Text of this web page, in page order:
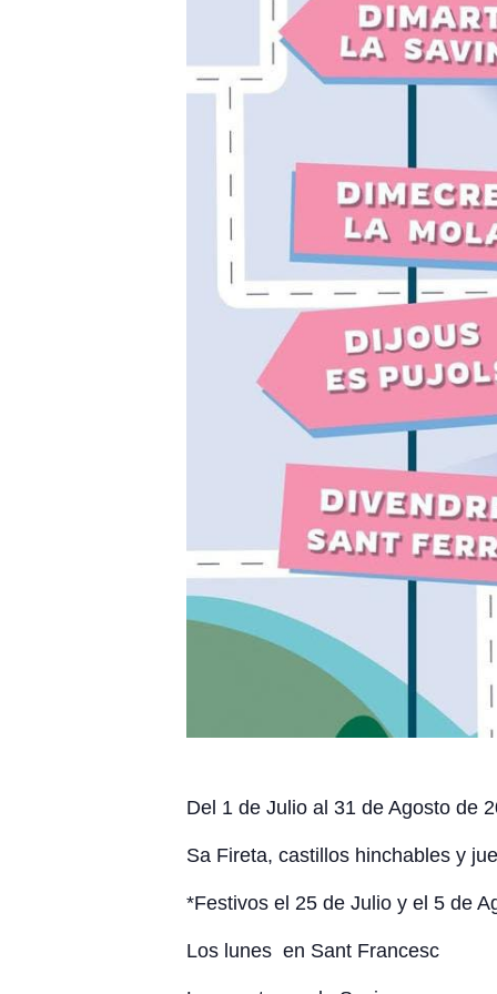
Del 1 de Julio al 31 de Agosto de
Sa Fireta, castillos hinchables y
*Festivos el 25 de Julio y el 5 de
Los lunes en Sant Francesc